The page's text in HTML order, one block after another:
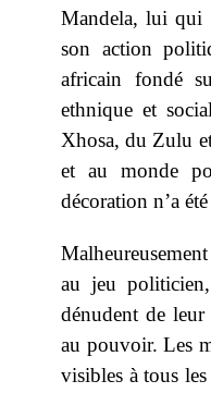
Mandela, lui qui
son action
africain fondé
ethnique et
Xhosa, du Zulu
et au monde
décoration n’a
au jeu
dénudent de
au pouvoir. Les
visibles à tous